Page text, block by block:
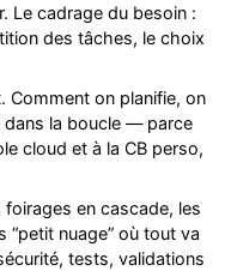
Le cadrage du besoin :
des tâches, le choix
Comment on planifie, on
dans la boucle — parce
cloud et à la CB perso,
en cascade, les
“petit nuage” où tout va
tests, validations